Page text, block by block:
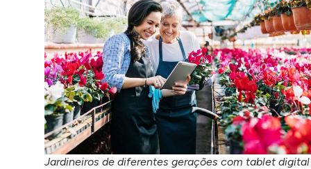
Jardineiros de diferentes gerações com tablet digital